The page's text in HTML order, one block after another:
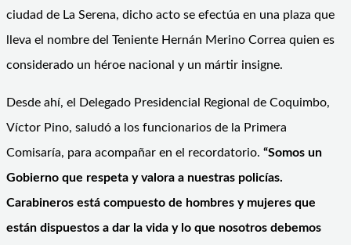
ciudad de La Serena, dicho acto se efectúa en una plaza que
lleva el nombre del Teniente Hernán Merino Correa quien es
considerado un héroe nacional y un mártir insigne.
Desde ahí, el Delegado Presidencial Regional de Coquimbo,
Víctor Pino, saludó a los funcionarios de la Primera
Comisaría, para acompañar en el recordatorio. “Somos un
Gobierno que respeta y valora a nuestras policías.
Carabineros está compuesto de hombres y mujeres que
están dispuestos a dar la vida y lo que nosotros debemos